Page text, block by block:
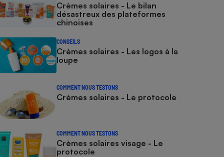
Crèmes solaires - Le bilan
désastreux des plateformes
chinoises
CONSEILS
Crèmes solaires - Les logos à la
loupe
COMMENT NOUS TESTONS
Crèmes solaires - Le protocole
COMMENT NOUS TESTONS
Crèmes solaires visage - Le
protocole